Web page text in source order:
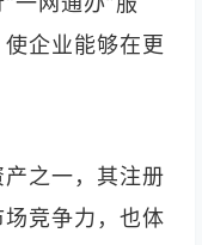
企业能够在更
之一，其注册
竞争力，也体